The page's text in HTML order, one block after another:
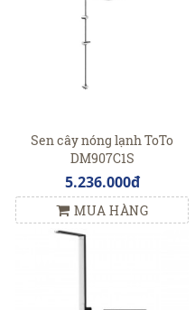
Sen cây nóng lạnh ToTo
DM907C1S
5.236.000đ
MUA HÀNG